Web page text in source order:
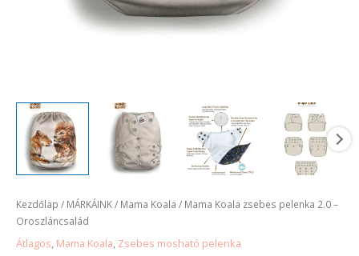
Kezdőlap / MÁRKÁINK/ Mama Koala / Mama Koala zsebes pelenka 2.0 –
Oroszláncsalád
Átlagos, Mama Koala, Zsebes mosható pelenka